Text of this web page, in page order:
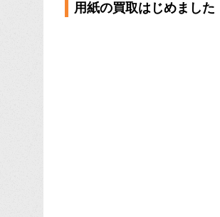
用紙の買取はじめました